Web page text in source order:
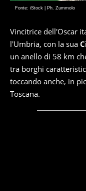
Fonte: iStock | Ph. Zummolo
Vincitrice dell'Oscar
l'Umbria, con la sua
un anello di 58 km
tra borghi
toccando anche, in
Toscana.